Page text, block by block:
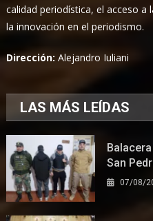
calidad periodística, el acceso
la innovación en el periodismo.
Dirección:Alejandro Iuliani
LAS MÁS LEÍDAS
San
07/08/